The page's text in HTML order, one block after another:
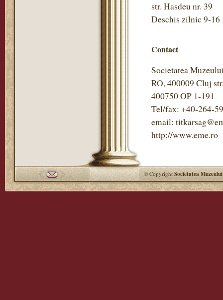
str. Hasdeu nr. 39
Deschis zilnic 9-16
Contact
Societatea
RO, 400009 Cluj
400750 OP 1-191
Tel/fax: +40-264-
email:
http://www.eme.ro
© CopyrightSocietatea